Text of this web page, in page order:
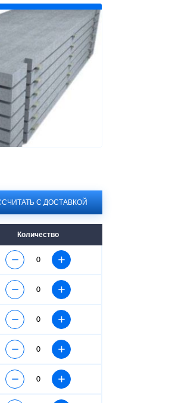
С ДОСТАВКОЙ
Количество